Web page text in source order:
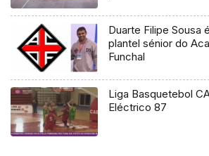
Duarte Filipe Sousa
plantel sénior do
Funchal
Liga Basquetebol
Eléctrico 87